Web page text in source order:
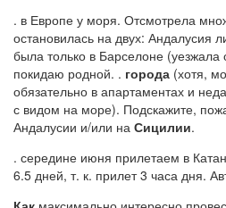
. в Европе у моря. Отсмотрела
остановилась на двух: Андалусия
была только в Барселоне (уезжала
покидаю родной. . города (хотя,
обязательно в апартаментах и
с видом на море). Подскажите,
Андалусии и/или на Сицилии.
. середине июня прилетаем в
6.5 дней, т. к. прилет 3 часа дня.